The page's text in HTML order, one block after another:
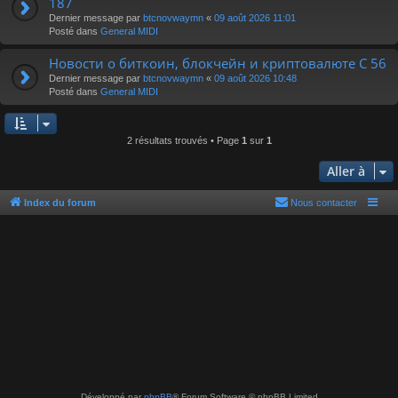
Dernier message par btcnovwaymn « 09 août 2026 11:01
Posté dans General MIDI
Новости о биткоин, блокчейн и криптовалюте C 56
Dernier message par btcnovwaymn « 09 août 2026 10:48
Posté dans General MIDI
2 résultats trouvés • Page 1 sur 1
Aller à
Index du forum Nous contacter